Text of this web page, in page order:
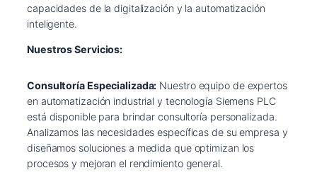
capacidades de la digitalización y la automatización
inteligente.
Nuestros Servicios:
Consultoría Especializada: Nuestro equipo de expertos
en automatización industrial y tecnología Siemens PLC
está disponible para brindar consultoría personalizada.
Analizamos las necesidades específicas de su empresa y
diseñamos soluciones a medida que optimizan los
procesos y mejoran el rendimiento general.